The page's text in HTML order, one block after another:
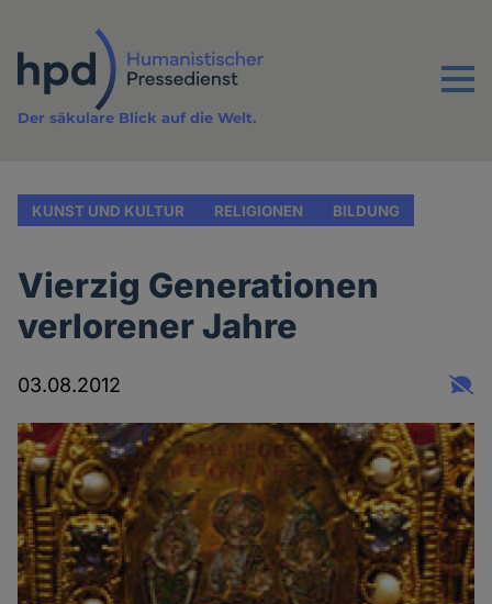
Inhalt
Menu
Der säkulare Blick auf die Welt.
KUNST UND KULTUR RELIGIONEN BILDUNG
Vierzig Generationen
verlorener Jahre
03.08.2012